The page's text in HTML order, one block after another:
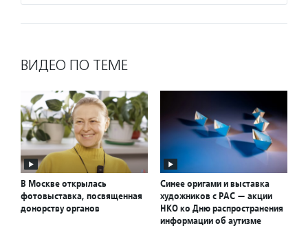
ВИДЕО ПО ТЕМЕ
В Москве открылась
фотовыставка, посвященная
донорству органов
Синее оригами и выставка
художников с РАС — акции
НКО ко Дню распространения
информации об аутизме